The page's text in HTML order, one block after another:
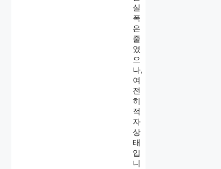
실
폭
은
줄
였
으
나,
여
전
히
적
자
상
태
입
니